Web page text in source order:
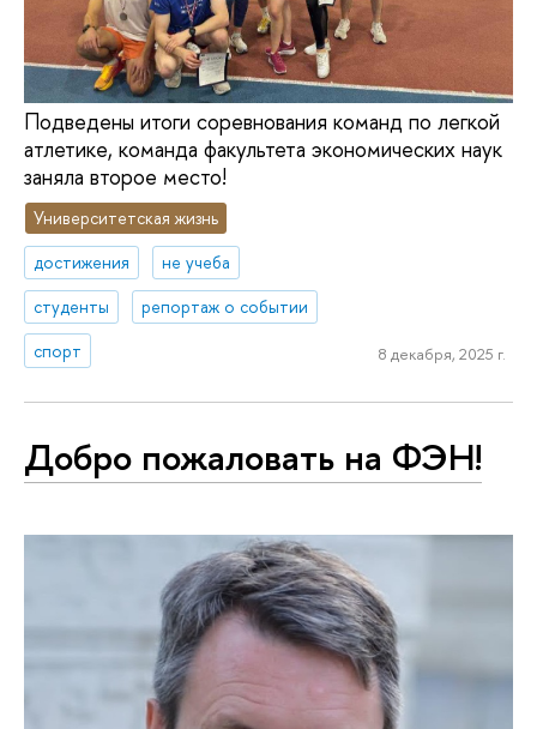
Подведены итоги соревнования команд по легкой
атлетике, команда факультета экономических наук
заняла второе место!
Университетская жизнь
достижения
не учеба
студенты
репортаж о событии
спорт
8 декабря, 2025 г.
Добро пожаловать на ФЭН!